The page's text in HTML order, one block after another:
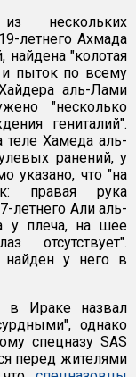
нескольких
летнего Ахмада
"колотая
пыток по всему
аль-Лами
"несколько
гениталий".
теле Хамеда аль-
ранений, у
указано, что "на
правая рука
летнего Али аль-
у плеча, на шее
отсутствует".
найден у него в
в Ираке назвал
однако
спецназу SAS
перед жителями